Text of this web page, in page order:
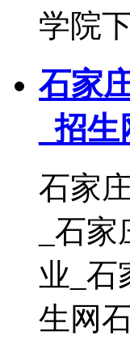
学院
石家
_招生
石家
_石
业_石
生网